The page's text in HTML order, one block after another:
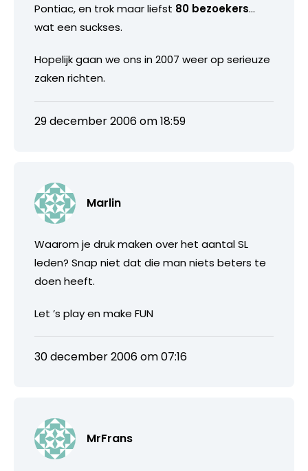
Pontiac, en trok maar liefst 80 bezoekers…
wat een suckses.
Hopelijk gaan we ons in 2007 weer op serieuze
zaken richten.
29 december 2006 om 18:59
Marlin
Waarom je druk maken over het aantal SL
leden? Snap niet dat die man niets beters te
doen heeft.
Let ’s play en make FUN
30 december 2006 om 07:16
MrFrans